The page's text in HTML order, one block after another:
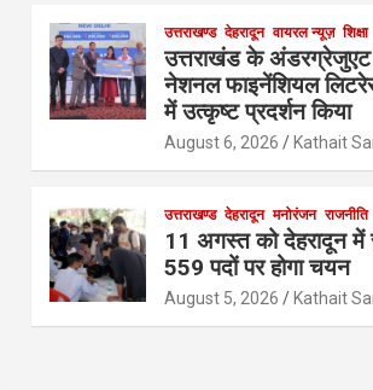
उत्तराखण्ड देहरादून वायरल न्यूज़ शिक्षा
उत्तराखंड के अंडरग्रेजुएट
नेशनल फाइनेंशियल
में उत्कृष्ट प्रदर्शन किया
August 6, 2026 Kathait
उत्तराखण्ड देहरादून मनोरंजन राजनीति
11 अगस्त को देहरादून में
559 पदों पर होगा चयन
August 5, 2026 Kathait